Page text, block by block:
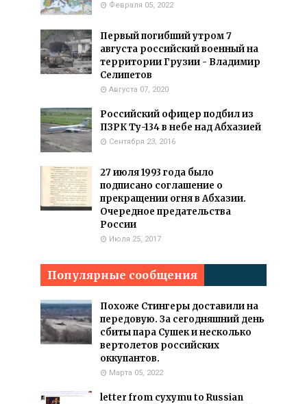
Февраля 05, 2022
Первый погибший утром 7
августа российский военный на
территории Грузии - Владимир
Селипетов
Августа 07, 2020
Российский офицер подбил из
ПЗРК Ту-134 в небе над Абхазией
Сентября 23, 2016
27 июля 1993 года было
подписано соглашение о
прекращении огня в Абхазии.
Очередное предательства
России
Июля 25, 2017
Популярные сообщения
Похоже Стингеры доставили на
передовую. За сегодняшний день
сбиты пара Сушек и несколько
вертолетов российских
оккупантов.
Марта 05, 2022
letter from cyxymu to Russian